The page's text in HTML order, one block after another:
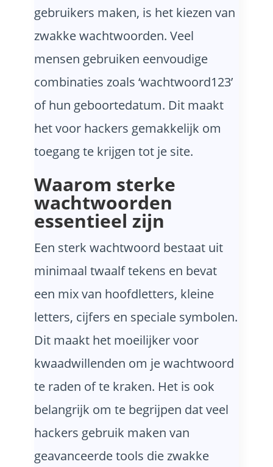
gebruikers maken, is het kiezen van
zwakke wachtwoorden. Veel
mensen gebruiken eenvoudige
combinaties zoals ‘wachtwoord123’
of hun geboortedatum. Dit maakt
het voor hackers gemakkelijk om
toegang te krijgen tot je site.
Waarom sterke
wachtwoorden
essentieel zijn
Een sterk wachtwoord bestaat uit
minimaal twaalf tekens en bevat
een mix van hoofdletters, kleine
letters, cijfers en speciale symbolen.
Dit maakt het moeilijker voor
kwaadwillenden om je wachtwoord
te raden of te kraken. Het is ook
belangrijk om te begrijpen dat veel
hackers gebruik maken van
geavanceerde tools die zwakke